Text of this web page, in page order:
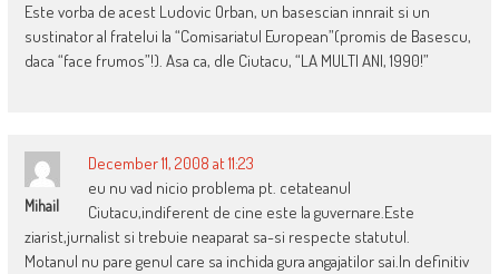
Este vorba de acest Ludovic Orban, un basescian innrait si un
sustinator al fratelui la “Comisariatul European”(promis de Basescu,
daca “face frumos”!). Asa ca, dle Ciutacu, “LA MULTI ANI, 1990!”
Mihail
December 11, 2008 at 11:23
eu nu vad nicio problema pt. cetateanul
Ciutacu,indiferent de cine este la guvernare.Este
ziarist,jurnalist si trebuie neaparat sa-si respecte statutul.
Motanul nu pare genul care sa inchida gura angajatilor sai.In definitiv